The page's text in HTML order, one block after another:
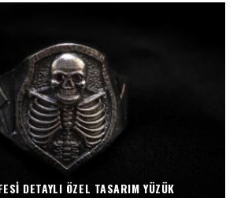
DETAYLI ÖZEL TASARIM YÜZÜK